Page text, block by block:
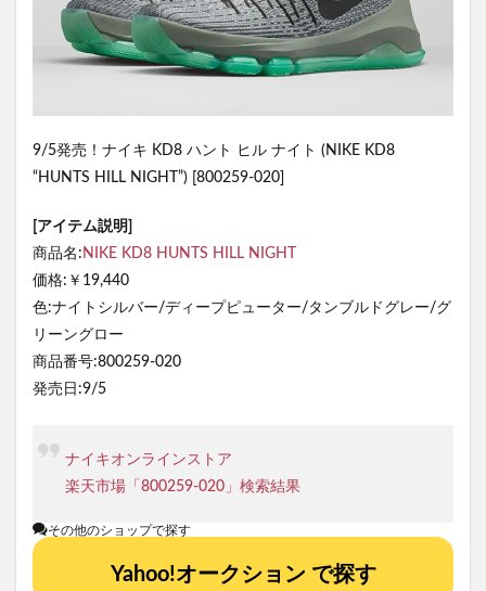
9/5発売！ナイキ KD8 ハント ヒル ナイト (NIKE KD8
“HUNTS HILL NIGHT”) [800259-020]
[アイテム説明]
商品名: NIKE KD8 HUNTS HILL NIGHT
価格:￥19,440
色:ナイトシルバー/ディープピューター/タンブルドグレー/グ
リーングロー
商品番号:800259-020
発売日:9/5
ナイキオンラインストア
楽天市場「800259-020」検索結果
その他のショップで探す
Yahoo!オークション で探す